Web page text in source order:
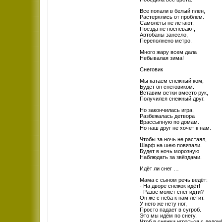
Все попали в белый плен,
Растерялись от проблем.
Самолёты не летают,
Поезда не поспевают,
Автобаны занесло,
Переполнено метро.
Много жару всем дала
Небывалая зима!
Снеговик
Мы катаем снежный ком,
Будет он снеговиком.
Вставим ветки вместо рук,
Получился снежный друг.
Но закончилась игра,
Разбежалась детвора
Врассыпную по домам.
Но наш друг не хочет к нам.
Чтобы за ночь не растаял,
Шарф на шею повязали.
Будет в ночь морозную
Наблюдать за звёздами.
Идёт ли снег …
Мама с сыном речь ведёт:
- На дворе снежок идёт!
- Разве может снег идти?
Он же с неба к нам летит.
У него же нету ног,
Просто падает в сугроб.
Это мы идём по снегу,